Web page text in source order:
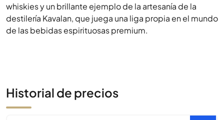
whiskies y un brillante ejemplo de la artesanía de la
destilería Kavalan, que juega una liga propia en el mundo
de las bebidas espirituosas premium.
Historial de precios